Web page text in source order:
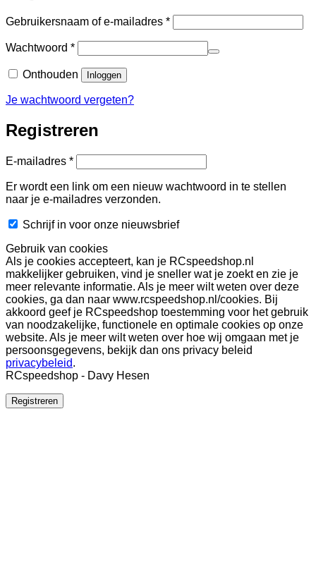
Gebruikersnaam of e-mailadres *Vereist
Wachtwoord *Vereist
Onthouden Inloggen
Je wachtwoord vergeten?
Registreren
E-mailadres *Vereist
Er wordt een link om een nieuw wachtwoord in te stellen
naar je e-mailadres verzonden.
Schrijf in voor onze nieuwsbrief
Gebruik van cookies
Als je cookies accepteert, kan je RCspeedshop.nl
makkelijker gebruiken, vind je sneller wat je zoekt en zie je
meer relevante informatie. Als je meer wilt weten over deze
cookies, ga dan naar www.rcspeedshop.nl/cookies. Bij
akkoord geef je RCspeedshop toestemming voor het gebruik
van noodzakelijke, functionele en optimale cookies op onze
website. Als je meer wilt weten over hoe wij omgaan met je
persoonsgegevens, bekijk dan ons privacy beleid
privacybeleid.
RCspeedshop - Davy Hesen
Registreren